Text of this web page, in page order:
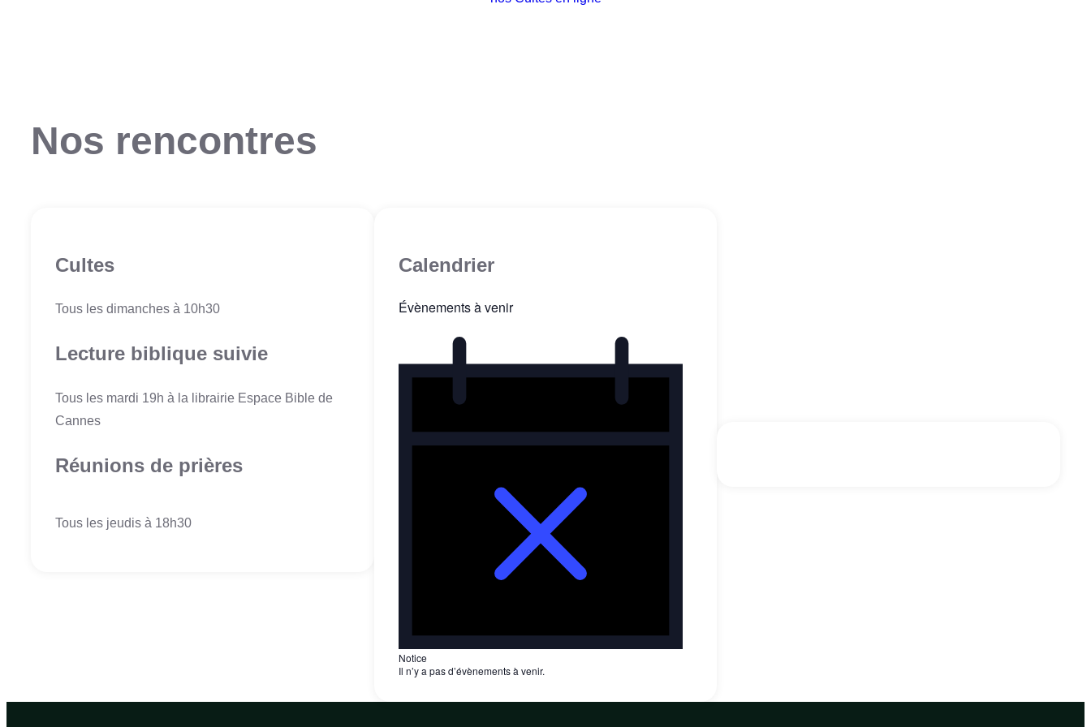
Nos rencontres
Cultes
Tous les dimanches à 10h30
Lecture biblique suivie
Tous les mardi 19h à la librairie Espace Bible de
Cannes
Réunions de prières
Tous les jeudis à 18h30
Calendrier
Évènements à venir
Notice
Il n’y a pas d’évènements à venir.